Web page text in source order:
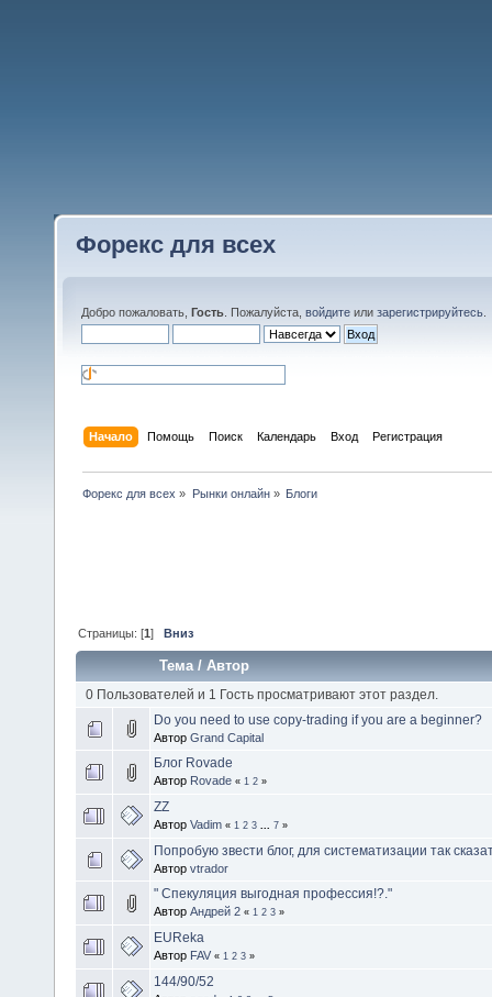
Форекс для всех
Добро пожаловать, Гость . Пожалуйста, войдите или зарегистрируйтесь
Начало Помощь Поиск Календарь Вход Регистрация
Форекс для всех » Рынки онлайн» Блоги
Страницы: [1]Вниз
Тема/Автор
0 Пользователей и 1 Гость просматривают этот раздел.
Do you need to use copy-trading if you are a beginner?
Автор Grand Capital
Блог Rovade
Автор Rovade « 1 2 »
ZZ
Автор Vadim « 1 2 3 7 »
Попробую звести блог, для систематизации так
Автор vtrador
" Спекуляция выгодная профессия!?."
Автор Андрей 2 « 1 2 3 »
EUReka
Автор FAV « 1 2 3 »
144/90/52